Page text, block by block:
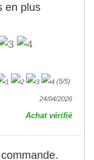
en plus
(5/5)
24/04/2026
Achat vérifié